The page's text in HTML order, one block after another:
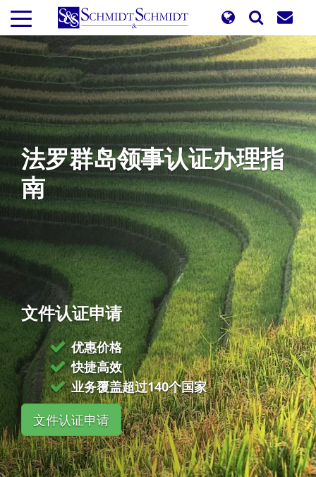
到
主
要
内
容
法罗群岛领事认证办理指
南
文件认证申请
优惠价格
快捷高效
业务覆盖超过140个国家
文件认证申请